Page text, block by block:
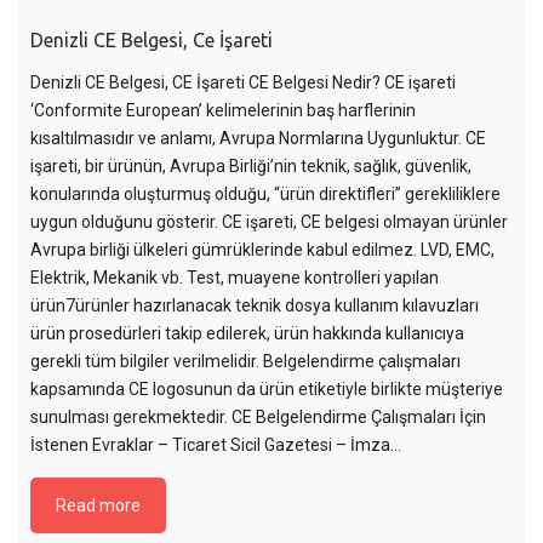
Denizli CE Belgesi, Ce İşareti
Denizli CE Belgesi, CE İşareti CE Belgesi Nedir? CE işareti
‘Conformite European’ kelimelerinin baş harflerinin
kısaltılmasıdır ve anlamı, Avrupa Normlarına Uygunluktur. CE
işareti, bir ürünün, Avrupa Birliği’nin teknik, sağlık, güvenlik,
konularında oluşturmuş olduğu, “ürün direktifleri” gerekliliklere
uygun olduğunu gösterir. CE işareti, CE belgesi olmayan ürünler
Avrupa birliği ülkeleri gümrüklerinde kabul edilmez. LVD, EMC,
Elektrik, Mekanik vb. Test, muayene kontrolleri yapılan
ürün7ürünler hazırlanacak teknik dosya kullanım kılavuzları
ürün prosedürleri takip edilerek, ürün hakkında kullanıcıya
gerekli tüm bilgiler verilmelidir. Belgelendirme çalışmaları
kapsamında CE logosunun da ürün etiketiyle birlikte müşteriye
sunulması gerekmektedir. CE Belgelendirme Çalışmaları İçin
İstenen Evraklar – Ticaret Sicil Gazetesi – İmza…
Read more